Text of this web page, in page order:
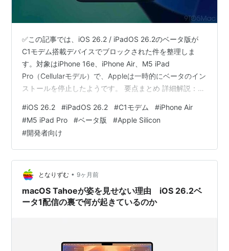
✅この記事では、iOS 26.2 / iPadOS 26.2のベータ版が
C1モデム搭載デバイスでブロックされた件を整理しま
す。対象はiPhone 16e、iPhone Air、M5 iPad
Pro（Cellularモデル）で、Appleは一時的にベータのイン
ストールを停止したようです。 要点まとめ 詳細解説：な
題 今後の見通し 日本向けの注意点 ひとこと：新しいモ
デムの“慣らし運転”期間 まとめ：C1世代の通信は、ま
だ“実験中” どうも、となりです。 Appleが配布している
iOS 26.2 / iPadOS 26.2ベータ1が、一部の…
#iOS 26.2 #iPadOS 26.2 #C1モデム #iPhone Air
#M5 iPad Pro #ベータ版 #Apple Silicon
#開発者向け
となりずむ • 9ヶ月前
macOS Tahoeが姿を見せない理由 iOS 26.2ベ
ータ1配信の裏で何が起きているのか